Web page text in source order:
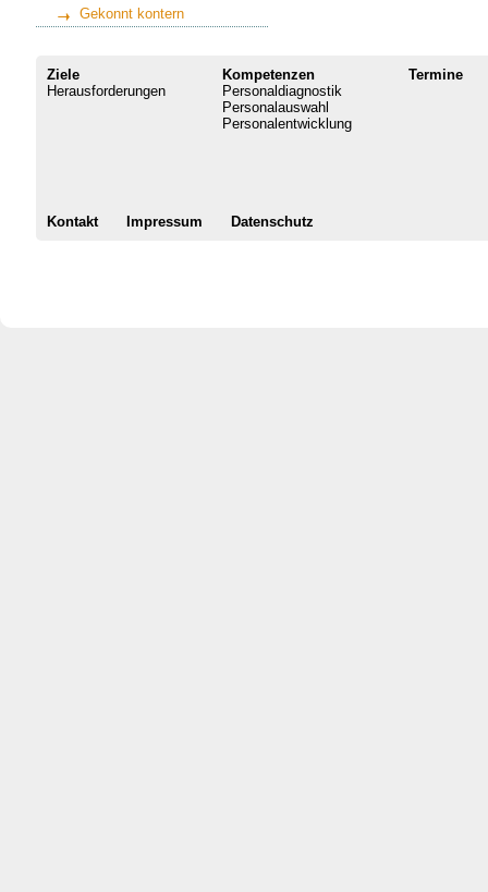
Gekonnt kontern
Ziele
Herausforderungen
Kompetenzen
Personaldiagnostik
Personalauswahl
Personalentwicklung
Termine
Kontakt Impressum Datenschutz